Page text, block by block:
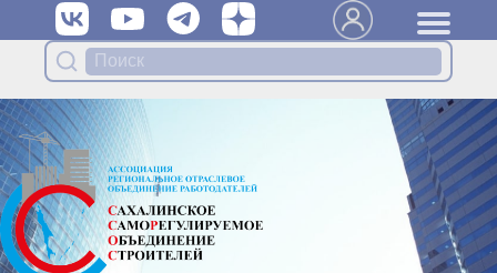
Органы управления Ассоциации
● Общее собрание членов
● Генеральный директор
Специализированные органы